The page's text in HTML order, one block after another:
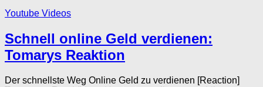
Youtube Videos
Schnell online Geld verdienen:
Tomarys Reaktion
Der schnellste Weg Online Geld zu verdienen [Reaction]